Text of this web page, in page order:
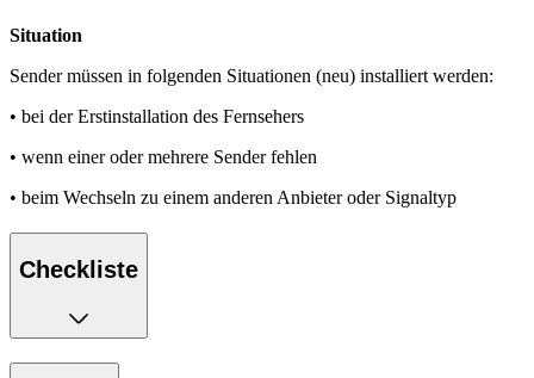
Situation
Sender müssen in folgenden Situationen (neu) installiert werden:
• bei der Erstinstallation des Fernsehers
• wenn einer oder mehrere Sender fehlen
• beim Wechseln zu einem anderen Anbieter oder Signaltyp
Checkliste